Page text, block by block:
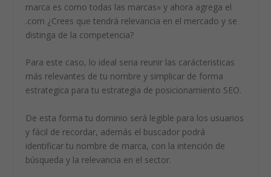
marca es como todas las marcas» y ahora agrega el
.com ¿Crees que tendrá relevancia en el mercado y se
distinga de la competencia?
Para este caso, lo ideal seria reunir las carácteristicas
más relevantes de tu nombre y simplicar de forma
estrategica para tu estrategia de posicionamiento SEO.
De esta forma tu dominio será legible para los usuarios
y fácil de recordar, además el buscador podrá
identificar tu nombre de marca, con la intención de
búsqueda y la relevancia en el sector.